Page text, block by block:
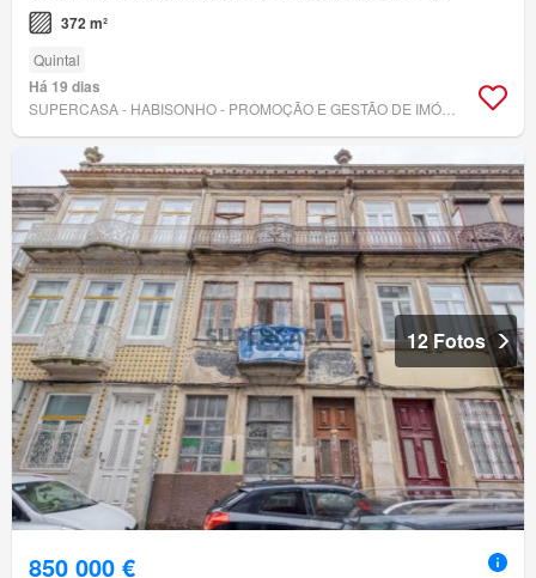
372 m²
Quintal
Há 19 dias
12 Fotos
850 000 €